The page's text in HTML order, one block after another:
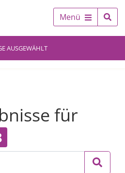
Menü
AUSGEWÄHLT
für